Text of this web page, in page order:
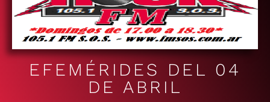
EFEMÉRIDES DEL 04
DE ABRIL